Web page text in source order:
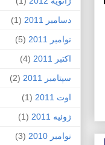
دسامبر 2011
(1)
نوامبر 2011
(5)
اکتبر 2011
(4)
سپتامبر 2011
(2)
اوت 2011
(1)
ژوئیه 2011
(1)
نوامبر 2010
(3)